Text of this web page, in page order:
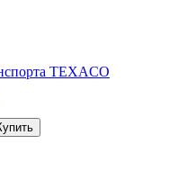
TEXACO